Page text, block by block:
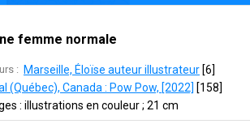
femme normale
: Marseille, Éloïse auteur illustrateur [6]
(Québec), Canada : Pow Pow, [2022] [158]
: illustrations en couleur ; 21 cm